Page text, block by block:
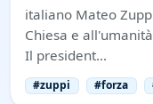
italiano Mateo
Chiesa e
Il president…
#zuppi #forza